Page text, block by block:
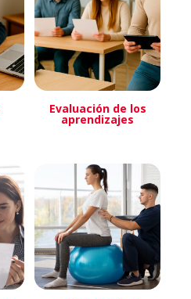
Evaluación de los
aprendizajes